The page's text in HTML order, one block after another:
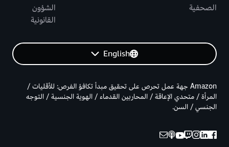
الصحفية
الشؤون
القانونية
English
Amazon جهة عمل تحرص على تحقيق مبدأ تكافؤ الفرص: للأقليات /
المرأة / متحدي الإعاقة / المحاربين القدماء / الهوية الجنسية / التوجه
الجنسي / السن.